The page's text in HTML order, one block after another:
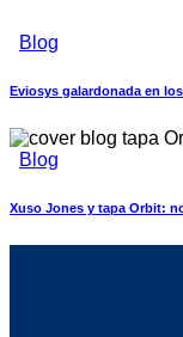
Blog
Eviosys galardonada en
Blog
Xuso Jones y tapa Orbit: